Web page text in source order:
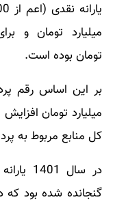
تومان بوده است.
کل منابع مربوط به
گنجانده شده بود